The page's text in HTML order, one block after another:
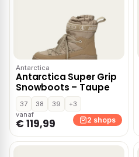
Antarctica
Antarctica Super Grip
Snowboots – Taupe
37 38 39
+3
vanaf
€ 119,99 2 shops